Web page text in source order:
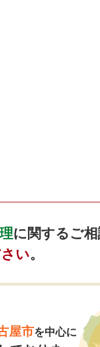
に関するご相
い。
屋市を中心に